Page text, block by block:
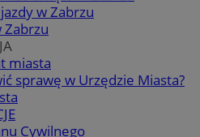
w Zabrzu
Zabrzu
miasta
sprawę w Urzędzie Miasta?
Cywilnego